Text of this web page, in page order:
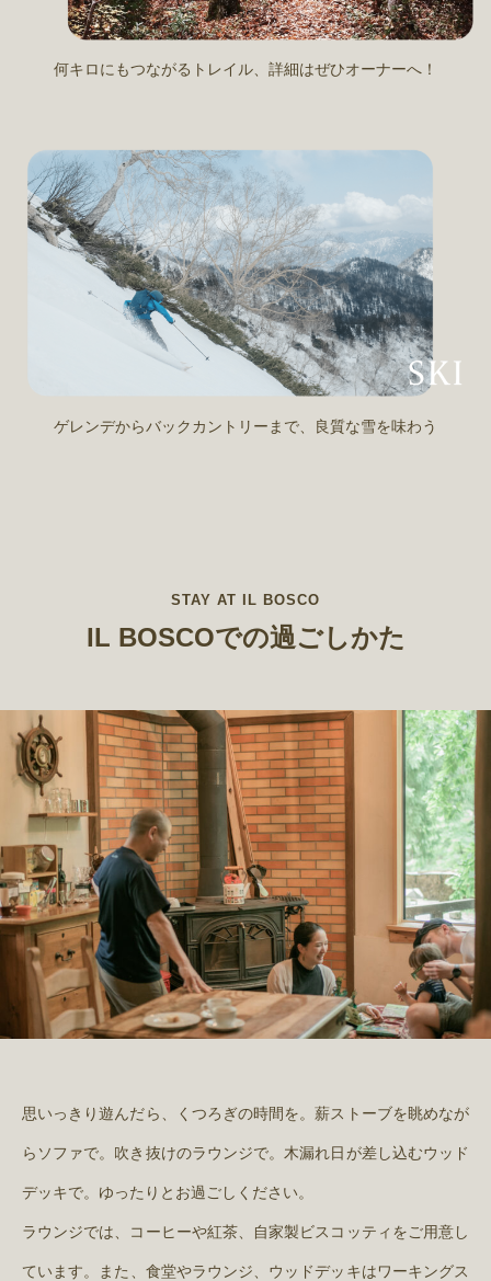
何キロにもつながるトレイル、詳細はぜひオーナーへ！
ゲレンデからバックカントリーまで、良質な雪を味わう
STAY AT IL BOSCO
IL BOSCOでの過ごしかた
思いっきり遊んだら、くつろぎの時間を。薪ストーブを眺めなが
らソファで。吹き抜けのラウンジで。木漏れ日が差し込むウッド
デッキで。ゆったりとお過ごしください。
ラウンジでは、コーヒーや紅茶、自家製ビスコッティをご用意し
ています。 また、食堂やラウンジ、ウッドデッキはワーキングス